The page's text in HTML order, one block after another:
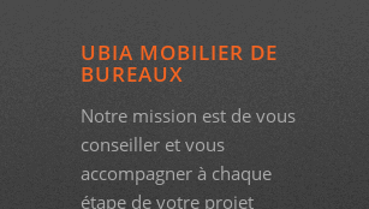
UBIA MOBILIER DE
BUREAUX
Notre mission est de vous
conseiller et vous
accompagner à chaque
étape de votre projet